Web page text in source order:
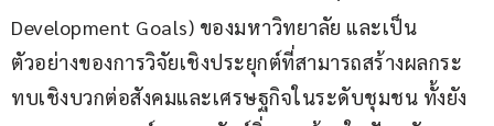
Development Goals) ของมหาวิทยาลัย และเป็น
ตัวอย่างของการวิจัยเชิงประยุกต์ที่สามารถสร้างผลกระ
ทบเชิงบวกต่อสังคมและเศรษฐกิจในระดับชุมชน ทั้งยัง